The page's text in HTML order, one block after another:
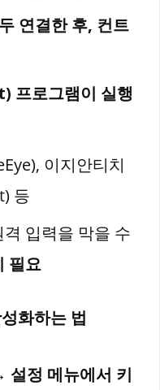
연결한 후, 컨트
프로그램이 실행
이지안티치
등
입력을 막을 수
필요
화하는 법
설정 메뉴에서 키